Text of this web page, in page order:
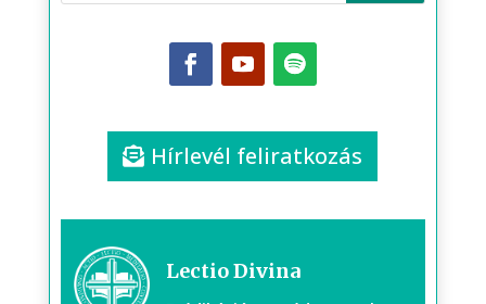
Hírlevél feliratkozás
Lectio Divina